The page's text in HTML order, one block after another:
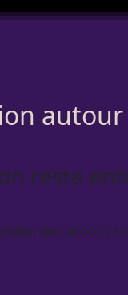
reste
des actions